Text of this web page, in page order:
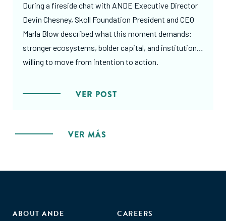
VER MÁS
During a fireside chat with ANDE Executive Director
Devin Chesney, Skoll Foundation President and CEO
Marla Blow described what this moment demands:
stronger ecosystems, bolder capital, and institutions
willing to move from intention to action.
VER POST
ABOUT ANDE
CAREERS